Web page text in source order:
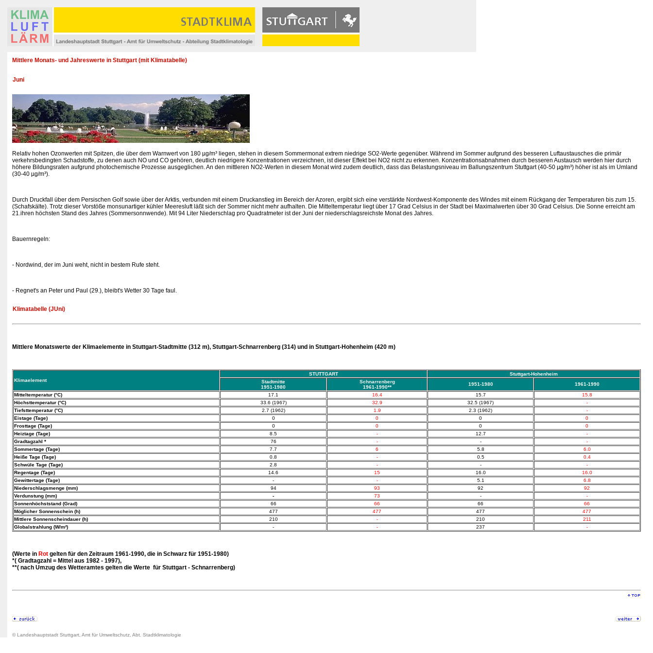
Mittlere Monats- und Jahreswerte in Stuttgart (mit Klimatabelle)
Juni
Relativ hohen Ozonwerten mit Spitzen, die über dem Warnwert von 180 µg/m³ liegen, stehen in diesem Sommermonat extrem niedrige SO2-Werte gegenüber. Während im Sommer aufgrund des besseren Luftaustausches die primär
verkehrsbedingten Schadstoffe, zu denen auch NO und CO gehören, deutlich niedrigere Konzentrationen verzeichnen, ist dieser Effekt bei NO2 nicht zu erkennen. Konzentrationsabnahmen durch besseren Austausch werden hier durch
höhere Bildungsraten aufgrund photochemische Prozesse ausgeglichen. An den mittleren NO2-Werten in diesem Monat wird zudem deutlich, dass das Belastungsniveau im Ballungszentrum Stuttgart (40-50 µg/m³) höher ist als im Umland
(30-40 µg/m³).
Durch Druckfall über dem Persischen Golf sowie über der Arktis, verbunden mit einem Druckanstieg im Bereich der Azoren, ergibt sich eine verstärkte Nordwest-Komponente des Windes mit einem Rückgang der Temperaturen bis zum 15.
(Schafskälte). Trotz dieser Vorstöße monsunartiger kühler Meeresluft läßt sich der Sommer nicht mehr aufhalten. Die Mitteltemperatur liegt über 17 Grad Celsius in der Stadt bei Maximalwerten über 30 Grad Celsius. Die Sonne erreicht am
21.ihren höchsten Stand des Jahres (Sommersonnwende). Mit 94 Liter Niederschlag pro Quadratmeter ist der Juni der niederschlagsreichste Monat des Jahres.
Bauernregeln:
- Nordwind, der im Juni weht, nicht in bestem Rufe steht.
- Regnet's an Peter und Paul (29.), bleibt's Wetter 30 Tage faul.
Klimatabelle (JUni)
Mittlere Monatswerte der Klimaelemente in Stuttgart-Stadtmitte (312 m), Stuttgart-Schnarrenberg (314) und in Stuttgart-Hohenheim (420 m)
Klimaelement
STUTTGART
Stuttgart-Hohenheim
Stadtmitte
1951-1980
Schnarrenberg
1961-1990**
1951-1980
1961-1990
Mitteltemperatur (°C)
17.1 16.4 15.7
15.8
Höchsttemperatur (°C)
33.6 (1967) 32.9 32.5 (1967)
-
Tiefsttemperatur (°C)
2.7 (1962) 1.9 2.3 (1962)
-
Eistage (Tage)
0 0 0
0
Frosttage (Tage)
0 0 0
0
Heiztage (Tage)
8.5 - 12.7
-
Gradtagzahl *
76 - -
-
Sommertage (Tage)
7.7 6 5.8
6.0
Heiße Tage (Tage)
0.8 - 0.5
0.4
Schwüle Tage (Tage)
2.8 - -
-
Regentage (Tage)
14.6 15 16.0
16.0
Gewittertage (Tage)
- - 5.1
6.8
Niederschlagsmenge (mm)
94 93 92
92
Verdunstung (mm)
- 73 -
-
Sonnenhöchststand (Grad)
66 66 66
66
Möglicher Sonnenschein (h)
477 477 477
477
Mittlere Sonnenscheindauer (h)
210 - 210
211
Globalstrahlung (W/m²)
- - 237 -
(Werte in Rot gelten für den Zeitraum 1961-1990, die in Schwarz für 1951-1980)
*( Gradtagzahl = Mittel aus 1982 - 1997),
**( nach Umzug des Wetteramtes gelten die Werte für Stuttgart - Schnarrenberg)
© Landeshauptstadt Stuttgart, Amt für Umweltschutz, Abt. Stadtklimatologie